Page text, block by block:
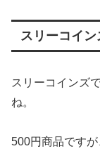
スリーコイン
スリーコインズ
ね。
500円商品です